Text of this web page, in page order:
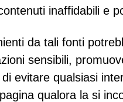
inaffidabili e
da tali fonti
sensibili,
evitare qualsiasi
qualora la si